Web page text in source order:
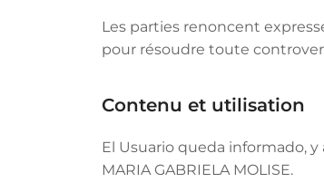
Les parties renoncent
pour résoudre toute
Contenu et utilisation
El Usuario queda informado,
MARIA GABRIELA MOLISE.